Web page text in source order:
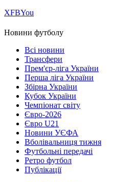
ХFBYou
Новини футболу
Всі новини
Трансфери
Прем'єр-ліга України
Перша ліга України
Збірна України
Кубок України
Чемпіонат світу
Євро-2026
Євро U21
Новини УЄФА
Вболівальниця тижня
Футбольні передачі
Ретро футбол
Публікації